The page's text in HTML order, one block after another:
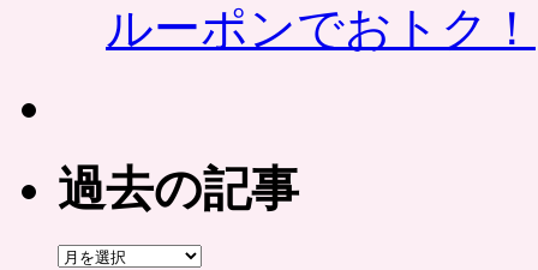
ルーポンでおトク！
過去の記事
過